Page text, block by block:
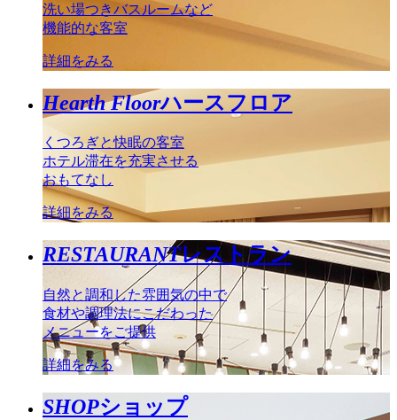
洗い場つきバスルームなど
機能的な客室
詳細をみる
Hearth Floorハースフロア
くつろぎと快眠の客室
ホテル滞在を充実させる
おもてなし
詳細をみる
RESTAURANTレストラン
自然と調和した雰囲気の中で
食材や調理法にこだわった
メニューをご提供
詳細をみる
SHOPショップ